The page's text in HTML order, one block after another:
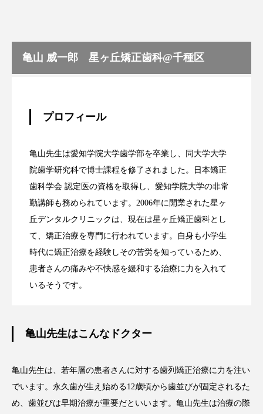
亀山 威一郎 星ヶ丘矯正歯科@千種区
プロフィール
亀山先生は愛知学院大学歯学部を卒業し、同大学大学
院歯学研究科で博士課程を修了されました。日本矯正
歯科学会 認定医の資格を取得し、愛知学院大学の非常
勤講師も務められています。2006年に開業された星ヶ
丘デンタルクリニックは、現在は星ヶ丘矯正歯科とし
て、矯正治療を専門に行われています。自身も小学生
時代に矯正治療を経験しその苦労を知っているため、
患者さんの痛みや不快感を緩和する治療に力を入れて
いるそうです。
亀山先生はこんなドクター
亀山先生は、若年層の患者さんに対する歯列矯正治療に力を注い
でいます。永久歯が生え始める12歳頃から歯並びが固定されるた
め、歯並びは早期治療が重要だといいます。亀山先生は治療の際